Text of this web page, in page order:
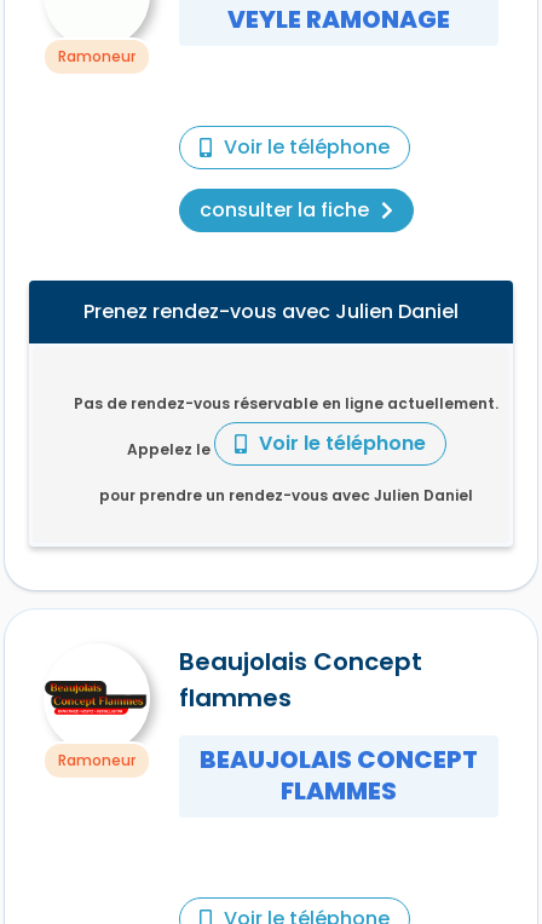
Ramoneur
VEYLE RAMONAGE
Voir le téléphone
consulter la fiche
Prenez rendez-vous avec Julien Daniel
Pas de rendez-vous réservable en ligne actuellement.
Appelez le Voir le téléphone
pour prendre un rendez-vous avec Julien Daniel
Ramoneur
Beaujolais Concept
flammes
BEAUJOLAIS CONCEPT
FLAMMES